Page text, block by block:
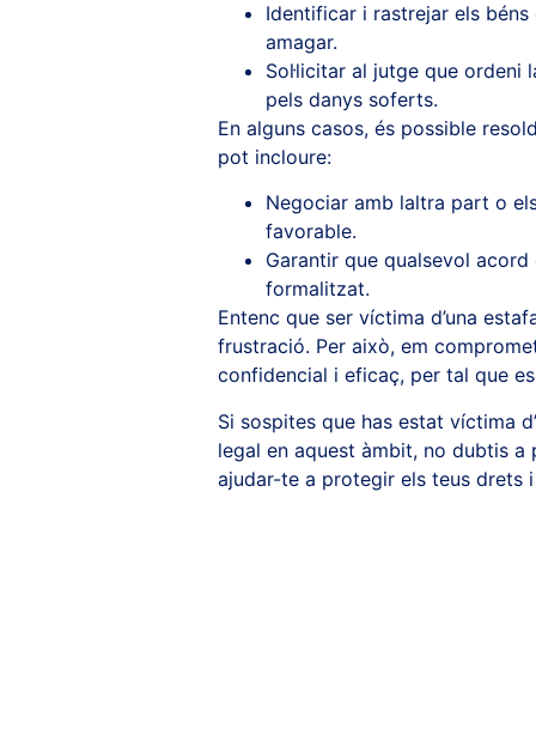
Identificar i rastrejar els
amagar.
Sol·licitar al jutge que
pels danys soferts.
En alguns casos, és possible
pot incloure:
Negociar amb laltra part o
favorable.
Garantir que qualsevol
formalitzat.
Entenc que ser víctima d’una
frustració. Per això, em
confidencial i eficaç, per tal que
Si sospites que has estat víctima
legal en aquest àmbit, no dubtis
ajudar-te a protegir els teus drets